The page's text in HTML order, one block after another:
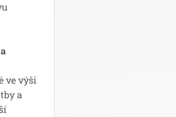
ve výši
a